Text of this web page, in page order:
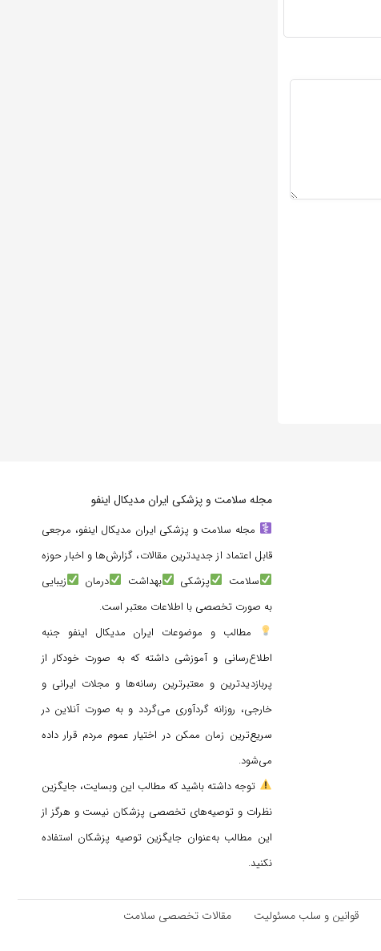
مجله سلامت و پزشکی ایران مدیکال اینفو
مجله سلامت و پزشکی ایران مدیکال اینفو، مرجعی
قابل اعتماد از جدیدترین مقالات، گزارش‌ها و اخبار حوزه
سلامت
پزشکی بهداشت درمان
زیبایی
به صورت تخصصی با اطلاعات معتبر است.
مطالب و موضوعات ایران مدیکال اینفو جنبه
اطلاع‌رسانی و آموزشی داشته که به صورت خودکار از
پربازدیدترین و معتبرترین رسانه‌ها و مجلات ایرانی و
خارجی، روزانه گردآوری می‌گردد و به صورت آنلاین در
سریع‌ترین زمان ممکن در اختیار عموم مردم قرار داده
می‌شود.
توجه داشته باشید که مطالب این وبسایت، جایگزین
نظرات و توصیه‌های تخصصی پزشکان نیست و هرگز از
این مطالب به‌عنوان جایگزین توصیه پزشکان استفاده
نکنید.
قوانین و سلب مسئولیت
مقالات تخصصی سلامت